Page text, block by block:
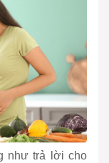
như trả lời cho